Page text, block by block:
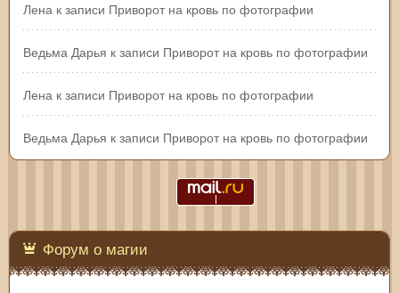
Лена к записи Приворот на кровь по фотографии
Ведьма Дарья к записи Приворот на кровь по фотографии
Лена к записи Приворот на кровь по фотографии
Ведьма Дарья к записи Приворот на кровь по фотографии
Форум о магии